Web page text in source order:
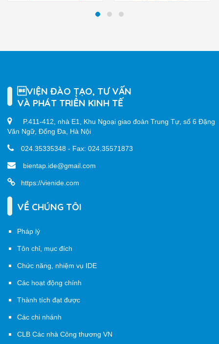
VIỆN ĐÀO TẠO, TƯ VẤN
VÀ PHÁT TRIỂN KINH TẾ
P.411-412, nhà E1, Khu Ngoại giao đoàn Trung Tự, số 6 Đặng
Văn Ngữ, Đống Đa, Hà Nội
024.35335348 - Fax: 024.35571873
bientap.ide@gmail.com
https://vienide.com
VỀ CHÚNG TÔI
Pháp lý
Tôn chỉ, mục đích
Chức năng, nhiệm vụ IDE
Các hoạt động chính
Thành tích đạt được
Các chi nhánh
CLB Các nhà Công thương VN